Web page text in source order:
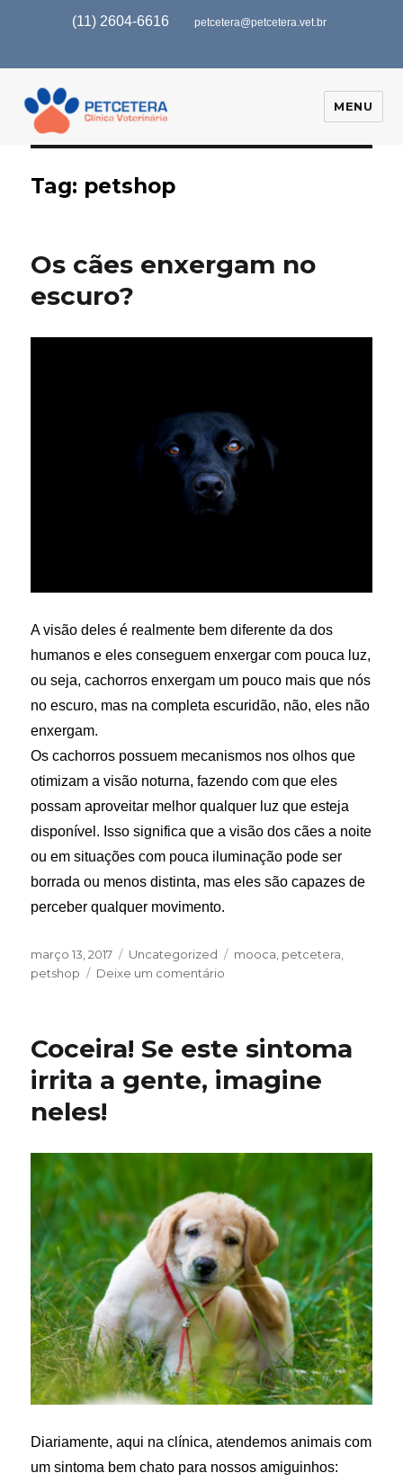
(11) 2604-6616 petcetera@petcetera.vet.br
MENU
Tag: petshop
Os cães enxergam no
escuro?
A visão deles é realmente bem diferente da dos
humanos e eles conseguem enxergar com pouca luz,
ou seja, cachorros enxergam um pouco mais que nós
no escuro, mas na completa escuridão, não, eles não
enxergam.
Os cachorros possuem mecanismos nos olhos que
otimizam a visão noturna, fazendo com que eles
possam aproveitar melhor qualquer luz que esteja
disponível. Isso significa que a visão dos cães a noite
ou em situações com pouca iluminação pode ser
borrada ou menos distinta, mas eles são capazes de
perceber qualquer movimento.
Publicado
em
março 13, 2017 Categorias
Uncategorized Tags
mooca petcetera
petshop
Deixe um comentário
no
Coceira! Se este sintoma
irrita a gente, imagine
neles!
Diariamente, aqui na clínica, atendemos animais com
um sintoma bem chato para nossos amiguinhos: